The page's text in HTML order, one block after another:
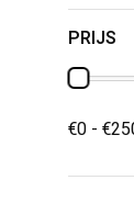
PRIJS
€0 -